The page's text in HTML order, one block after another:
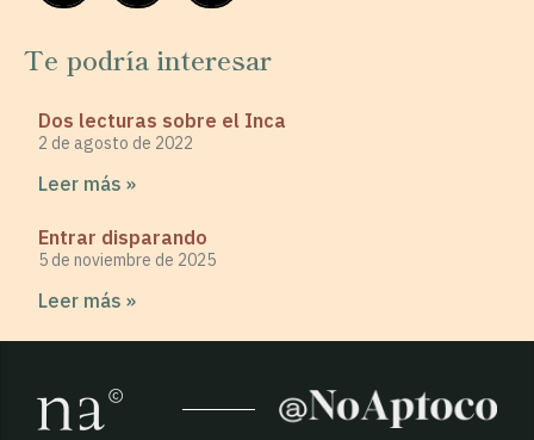
Te podría interesar
Dos lecturas sobre el Inca
2 de agosto de 2022
Leer más »
Entrar disparando
5 de noviembre de 2025
Leer más »